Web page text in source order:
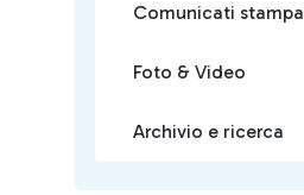
Comunicati stampa
Foto & Video
Archivio e ricerca